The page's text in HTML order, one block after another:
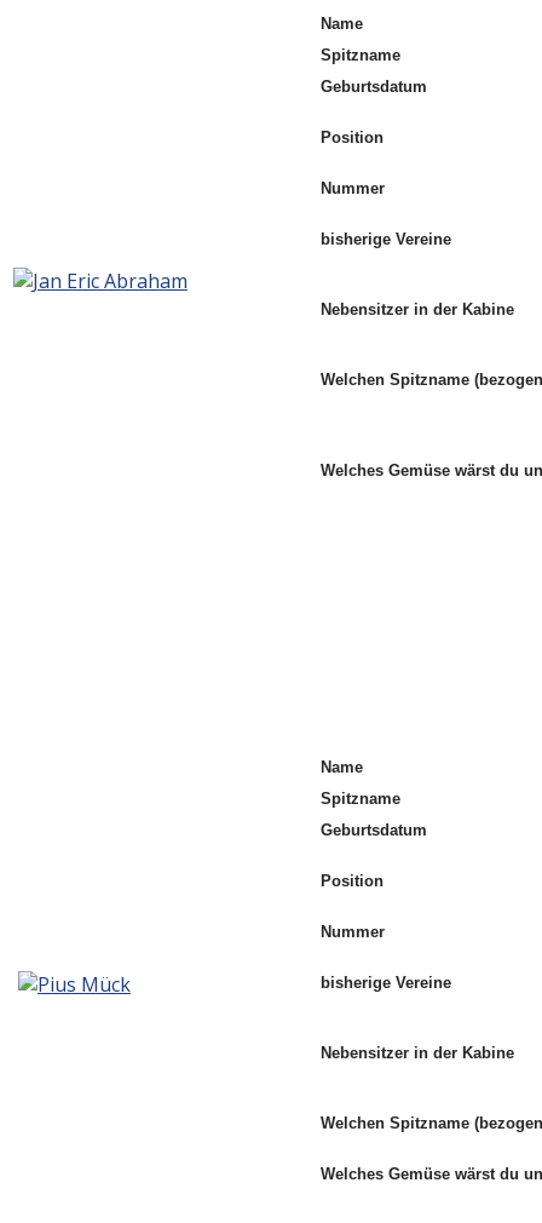
Name
Spitzname
Geburtsdatum
Position
Nummer
bisherige Vereine
Nebensitzer in der Kabine
Welchen Spitzname
Welches Gemüse wärst du
Name
Spitzname
Geburtsdatum
Position
Nummer
bisherige Vereine
Nebensitzer in der Kabine
Welchen Spitzname
Welches Gemüse wärst du